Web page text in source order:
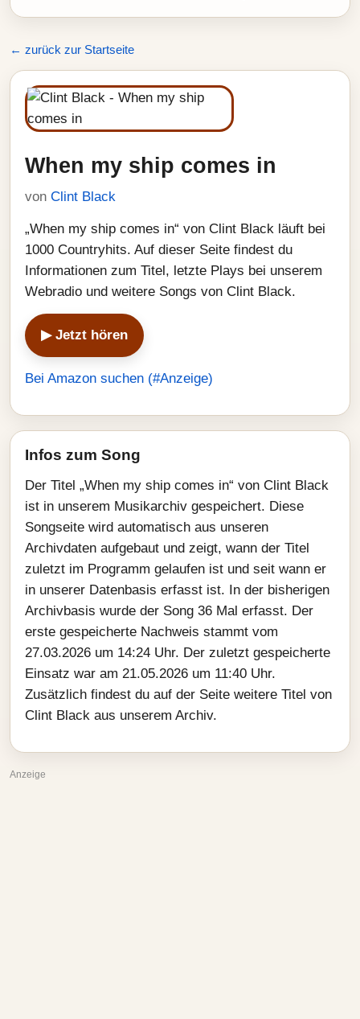
← zurück zur Startseite
When my ship comes in
von Clint Black
„When my ship comes in“ von Clint Black läuft bei
1000 Countryhits. Auf dieser Seite findest du
Informationen zum Titel, letzte Plays bei unserem
Webradio und weitere Songs von Clint Black.
▶ Jetzt hören
Bei Amazon suchen (#Anzeige)
Infos zum Song
Der Titel „When my ship comes in“ von Clint Black
ist in unserem Musikarchiv gespeichert. Diese
Songseite wird automatisch aus unseren
Archivdaten aufgebaut und zeigt, wann der Titel
zuletzt im Programm gelaufen ist und seit wann er
in unserer Datenbasis erfasst ist. In der bisherigen
Archivbasis wurde der Song 36 Mal erfasst. Der
erste gespeicherte Nachweis stammt vom
27.03.2026 um 14:24 Uhr. Der zuletzt gespeicherte
Einsatz war am 21.05.2026 um 11:40 Uhr.
Zusätzlich findest du auf der Seite weitere Titel von
Clint Black aus unserem Archiv.
Anzeige